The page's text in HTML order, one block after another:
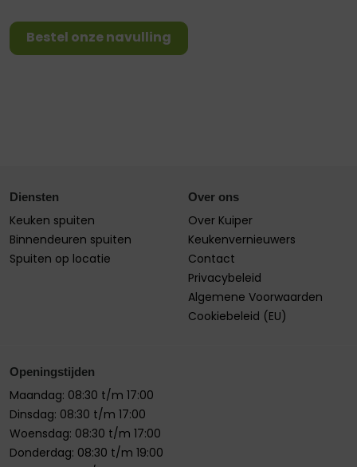
Bestel onze navulling
Diensten
Keuken spuiten
Binnendeuren spuiten
Spuiten op locatie
Over ons
Over Kuiper
Keukenvernieuwers
Contact
Privacybeleid
Algemene Voorwaarden
Cookiebeleid (EU)
Openingstijden
Maandag: 08:30 t/m 17:00
Dinsdag: 08:30 t/m 17:00
Woensdag: 08:30 t/m 17:00
Donderdag: 08:30 t/m 19:00